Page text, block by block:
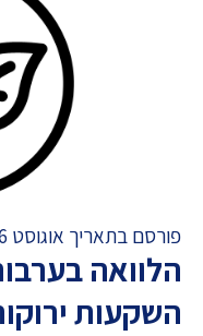
פורסם בתאריך אוגוסט 26, 2023
הלוואה
השקעות ירוקות